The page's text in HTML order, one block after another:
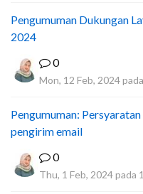
Pengumuman Dukungan
2024
0
Mon, 12 Feb, 2024
Pengumuman:
pengirim email
0
Thu, 1 Feb, 2024 pada